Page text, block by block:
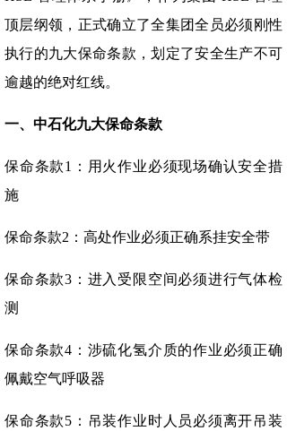
顶层纲领，正式确立了全集团全员必须刚性
执行的九大保命条款，划定了安全生产不可
逾越的绝对红线。
一、中石化九大保命条款
保命条款1：用火作业必须现场确认安全措
施
保命条款2：高处作业必须正确系挂安全带
保命条款3：进入受限空间必须进行气体检
测
保命条款4：涉硫化氢介质的作业必须正确
佩戴空气呼吸器
保命条款5：吊装作业时人员必须离开吊装